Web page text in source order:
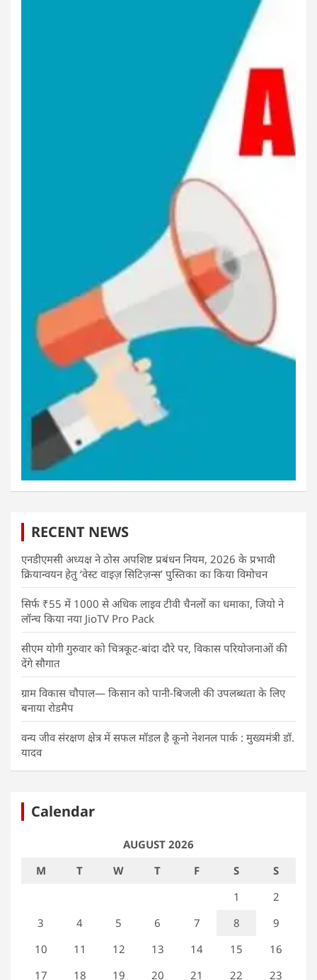
RECENT NEWS
एनडीएमसी अध्यक्ष ने ठोस अपशिष्ट प्रबंधन नियम, 2026 के प्रभावी
क्रियान्वयन हेतु ‘वेस्ट वाइज़ सिटिज़न्स’ पुस्तिका का किया विमोचन
सिर्फ ₹55 में 1000 से अधिक लाइव टीवी चैनलों का धमाका, जियो ने
लॉन्च किया नया JioTV Pro Pack
सीएम योगी गुरुवार को चित्रकूट-बांदा दौरे पर, विकास परियोजनाओं की
देंगे सौगात
ग्राम विकास चौपाल— किसान को पानी-बिजली की उपलब्धता के लिए
बनाया रोडमैप
वन्य जीव संरक्षण क्षेत्र में सफल मॉडल है कूनो नेशनल पार्क : मुख्यमंत्री डॉ.
यादव
Calendar
AUGUST 2026
M
T W T F S
S
1
2
3
4 5 6 7 8
9
10
11 12 13 14 15
16
17
18 19 20 21 22 23